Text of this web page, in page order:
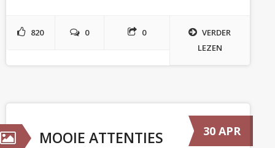
820 0 0
VERDER
LEZEN
MOOIE ATTENTIES 30 APR